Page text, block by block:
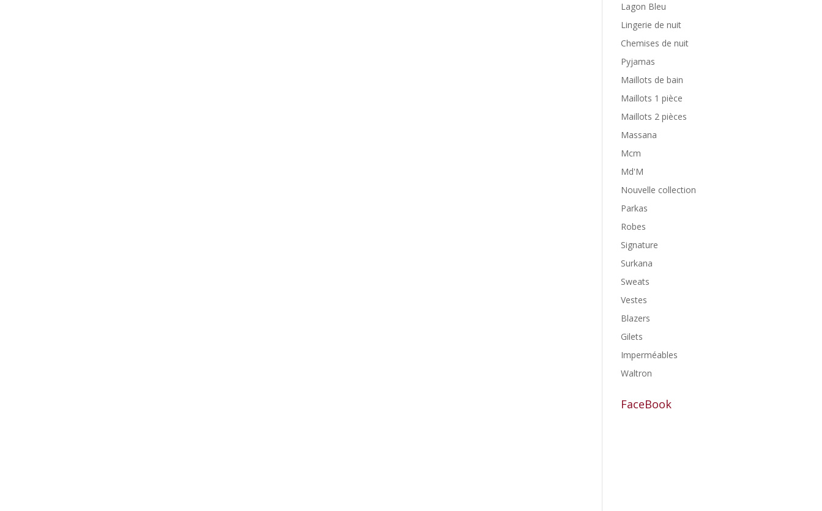
Lagon Bleu
Lingerie de nuit
Chemises de nuit
Pyjamas
Maillots de bain
Maillots 1 pièce
Maillots 2 pièces
Massana
Mcm
Md'M
Nouvelle collection
Parkas
Robes
Signature
Surkana
Sweats
Vestes
Blazers
Gilets
Imperméables
Waltron
FaceBook